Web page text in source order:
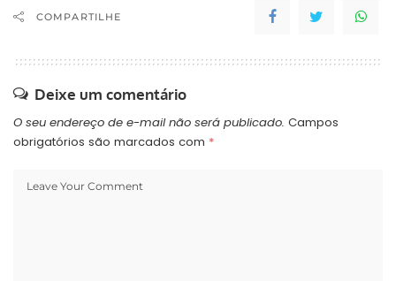
COMPARTILHE
Deixe um comentário
O seu endereço de e-mail não será publicado. Campos
obrigatórios são marcados com *